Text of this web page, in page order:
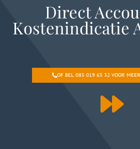
Direct
Kostenindicatie
OF BEL 085 019 65 32 VOOR